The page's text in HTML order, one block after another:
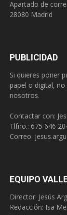
Apartado de
28080 Madrid
PUBLICIDAD
Si quieres poner
papel o digital,
nosotros.
Contactar con:
Tlfno.: 675 646
Correo:
EQUIPO
Director: Jesús
Redacción: Isa